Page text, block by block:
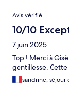
Avis vérifié
10/10
7 juin 2025
Top ! Merci à
gentillesse.
sandrine, séjour